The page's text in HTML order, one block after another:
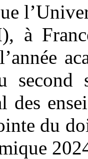
à
second
des
du